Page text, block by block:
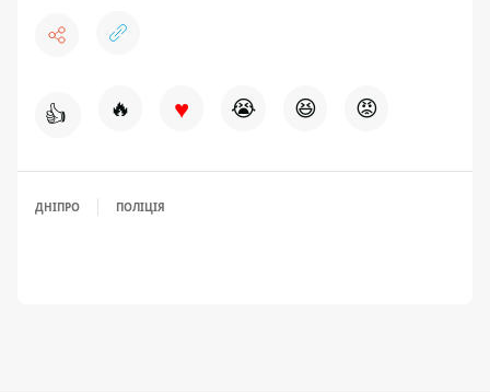
👍 🔥 ♥ 😭 😆 😡
ДНІПРО ПОЛІЦІЯ